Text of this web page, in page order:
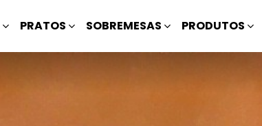
PRATOS SOBREMESAS PRODUTOS